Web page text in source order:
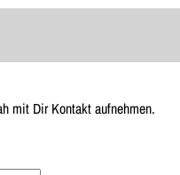
mit Dir Kontakt aufnehmen.